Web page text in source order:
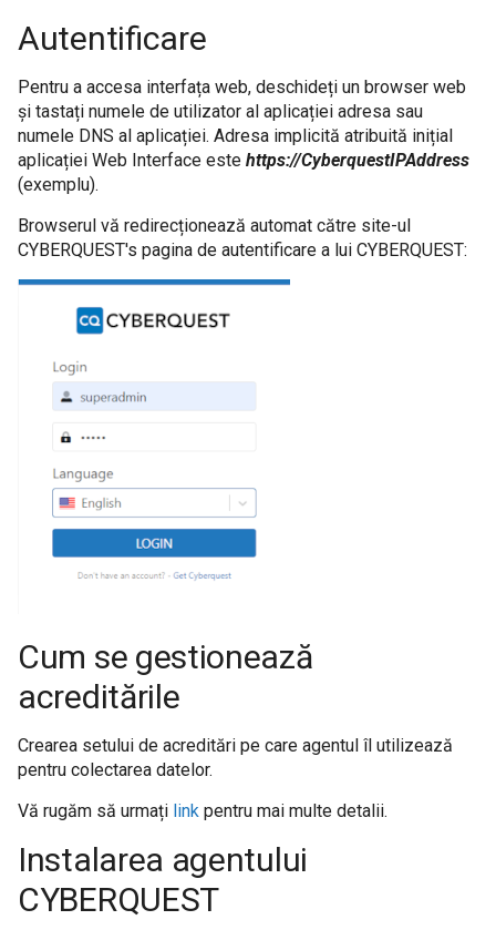
e
a
r
c
h
i
Threat Intelligence
MetaData
Vulnerability Scanner
Data Deduplication
Performance Module
Executed Schedules
Case Management
User Actions
Marketplace Importing and Exporting
Extensions
Managementul Cazurilor
Actiunile utilizatorului
Modulul UEBA
Modulul de Performanta
Threat Intelligence
MetaData
Scanner de Vulnerabilitati
Autentificare
Pentru a accesa interfața web, deschideți un browser web
și tastați numele de utilizator al aplicației adresa sau
numele DNS al aplicației. Adresa implicită atribuită inițial
aplicației Web Interface este https://CyberquestIPAddress
(exemplu).
Browserul vă redirecționează automat către site-ul
CYBERQUEST's pagina de autentificare a lui CYBERQUEST:
Cum se gestionează
acreditările
Crearea setului de acreditări pe care agentul îl utilizează
pentru colectarea datelor.
Vă rugăm să urmați link pentru mai multe detalii.
Instalarea agentului
CYBERQUEST